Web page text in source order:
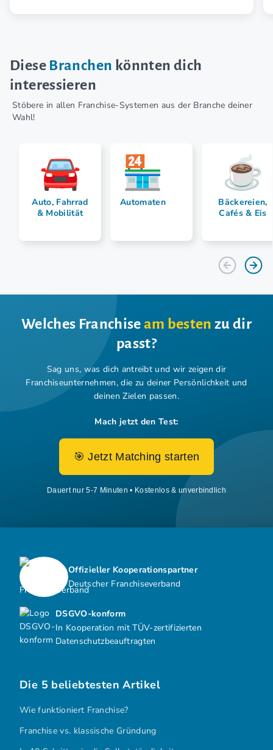
Diese Branchen könnten dich
interessieren
Stöbere in allen Franchise-Systemen aus der Branche deiner
Wahl!
Auto, Fahrrad
& Mobilität
Automaten
Bäckereien,
Cafés & Eis
Welches Franchiseam besten zu dir
passt?
Sag uns, was dich antreibt und wir zeigen dir
Franchiseunternehmen, die zu deiner Persönlichkeit und
deinen Zielen passen.
Mach jetzt den Test:
🎯 Jetzt Matching starten
Dauert nur 5-7 Minuten • Kostenlos & unverbindlich
DSGVO-konform
In Kooperation mit TÜV-zertifizierten
Datenschutzbeauftragten
Offizieller Kooperationspartner
Deutscher Franchiseverband
Die 5 beliebtesten Artikel
Wie funktioniert Franchise?
Franchise vs. klassische Gründung